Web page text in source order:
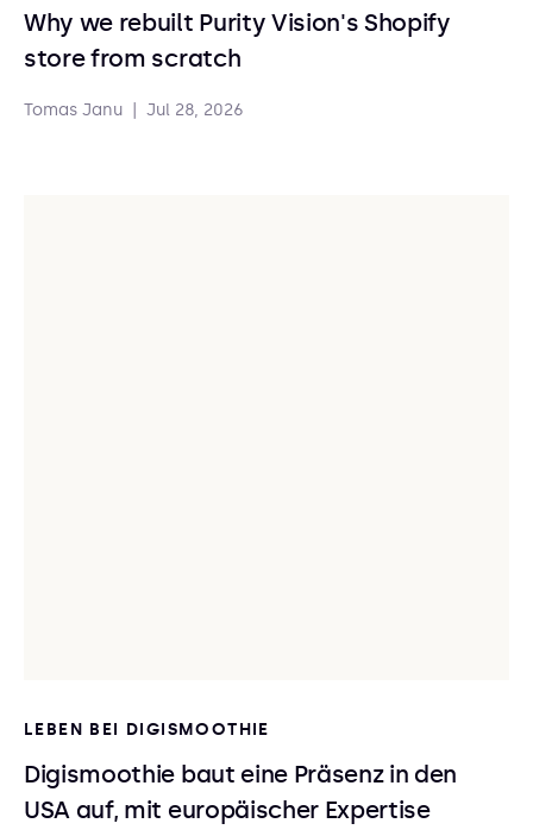
Why we rebuilt Purity Vision's Shopify
store from scratch
Tomas Janu Jul 28, 2026
LEBEN BEI DIGISMOOTHIE
Digismoothie baut eine Präsenz in den
USA auf, mit europäischer Expertise